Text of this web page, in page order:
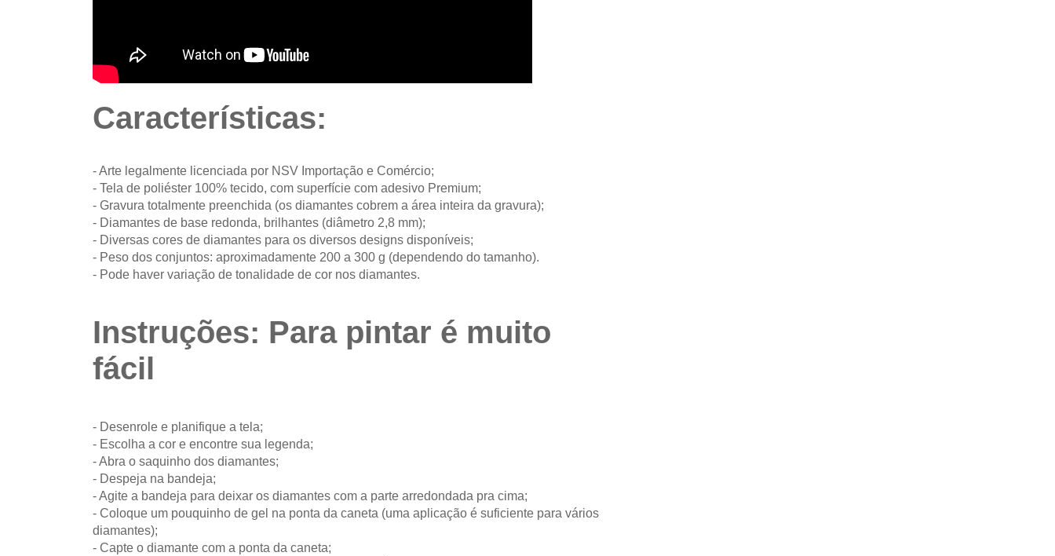
Características:
- Arte legalmente licenciada por NSV Importação e Comércio;
- Tela de poliéster 100% tecido, com superfície com adesivo Premium;
- Gravura totalmente preenchida (os diamantes cobrem a área inteira da gravura);
- Diamantes de base redonda, brilhantes (diâmetro 2,8 mm);
- Diversas cores de diamantes para os diversos designs disponíveis;
- Peso dos conjuntos: aproximadamente 200 a 300 g (dependendo do tamanho).
- Pode haver variação de tonalidade de cor nos diamantes.
Instruções: Para pintar é muito
fácil
- Desenrole e planifique a tela;
- Escolha a cor e encontre sua legenda;
- Abra o saquinho dos diamantes;
- Despeja na bandeja;
- Agite a bandeja para deixar os diamantes com a parte arredondada pra cima;
- Coloque um pouquinho de gel na ponta da caneta (uma aplicação é suficiente para vários
diamantes);
- Capte o diamante com a ponta da caneta;